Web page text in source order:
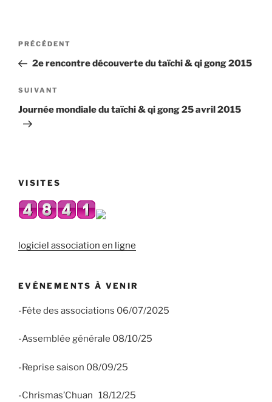
Navigation
l’article
Article
précédent
PRÉCÉDENT
2e rencontre découverte du taïchi & qi gong 2015
Article
suivant
SUIVANT
Journée mondiale du taïchi & qi gong 25 avril 2015
VISITES
logiciel association en ligne
EVÉNEMENTS À VENIR
-Fête des associations 06/07/2025
-Assemblée générale 08/10/25
-Reprise saison 08/09/25
-Chrismas’Chuan 18/12/25